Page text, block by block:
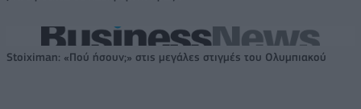
Stoiximan: «Πού ήσουν;» στις μεγάλες στιγμές του Ολυμπιακού